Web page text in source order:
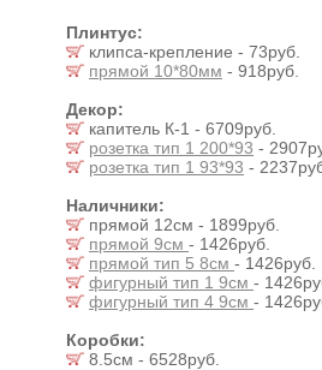
Плинтус:
клипса-крепление - 73руб.
прямой 10*80мм - 918руб.
Декор:
капитель К-1 - 6709руб.
розетка тип 1 200*93 -
розетка тип 1 93*93 -
Наличники:
прямой 12см - 1899руб.
прямой 9см - 1426руб.
прямой тип 5 8см - 1426руб.
фигурный тип 1 9см -
фигурный тип 4 9см -
Коробки:
8.5см - 6528руб.